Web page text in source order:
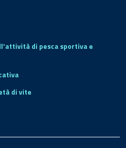
di pesca sportiva e
di vite